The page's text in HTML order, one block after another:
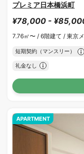
プレミア日本橋浜町
¥78,000 -
7.76㎡〜 / 6階建て / 東京
短期契約（マンスリー）
礼金なし
APARTMENT